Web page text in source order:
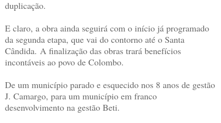
duplicação.
E claro, a obra ainda seguirá com o início já programado
da segunda etapa, que vai do contorno até o Santa
Cândida. A finalização das obras trará benefícios
incontáveis ao povo de Colombo.
De um município parado e esquecido nos 8 anos de gestão
J. Camargo, para um município em franco
desenvolvimento na gestão Beti.